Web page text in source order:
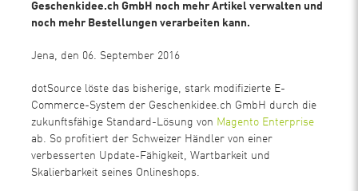
Geschenkidee.ch GmbH noch mehr Artikel verwalten und
noch mehr Bestellungen verarbeiten kann.
Jena, den 06. September 2016
dotSource löste das bisherige, stark modifizierte E-
Commerce-System der Geschenkidee.ch GmbH durch die
zukunftsfähige Standard-Lösung von Magento Enterprise
ab. So profitiert der Schweizer Händler von einer
verbesserten Update-Fähigkeit, Wartbarkeit und
Skalierbarkeit seines Onlineshops.